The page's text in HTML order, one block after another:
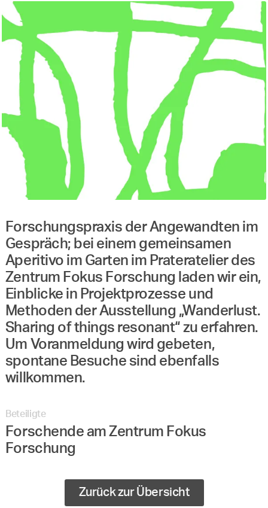
Forschungspraxis der Angewandten im
Gespräch; bei einem gemeinsamen
Aperitivo im Garten im Prateratelier des
Zentrum Fokus Forschung laden wir ein,
Einblicke in Projektprozesse und
Methoden der Ausstellung „Wanderlust.
Sharing of things resonant“ zu erfahren.
Um Voranmeldung wird gebeten,
spontane Besuche sind ebenfalls
willkommen.
Beteiligte
Forschende am Zentrum Fokus
Forschung
Zurück zur Übersicht